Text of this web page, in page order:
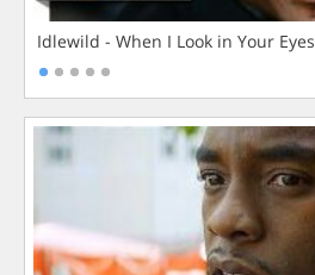
Idlewild - When I Look in Your